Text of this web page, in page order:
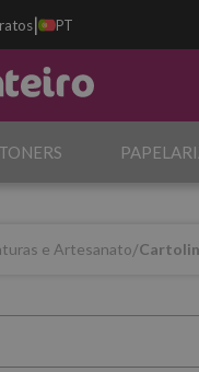
| PT
e Artesanato